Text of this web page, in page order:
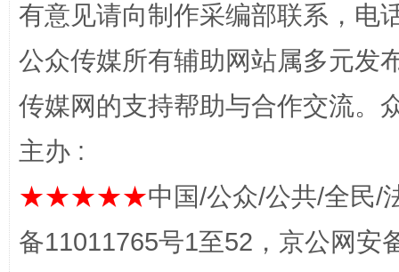
有意见请向制作采编部联系，电
公众传媒所有辅助网站属多元发
传媒网的支持帮助与合作交流。
主办 :
★★★★★中国/公众/公共/全民/
备11011765号1至52，京公网安